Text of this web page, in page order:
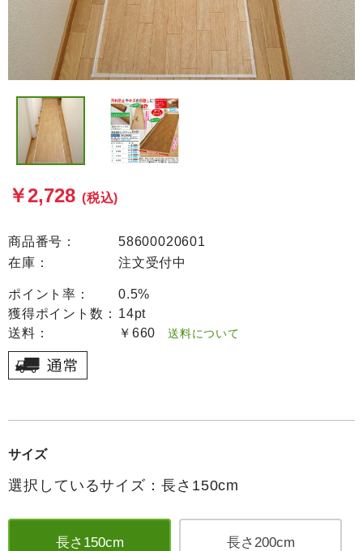
￥2,728 (税込)
商品番号：
58600020601
在庫：
注文受付中
ポイント率：
0.5%
獲得ポイント数： 14pt
送料：
￥660 送料について
サイズ
選択しているサイズ：長さ150cm
長さ150cm 長さ200cm